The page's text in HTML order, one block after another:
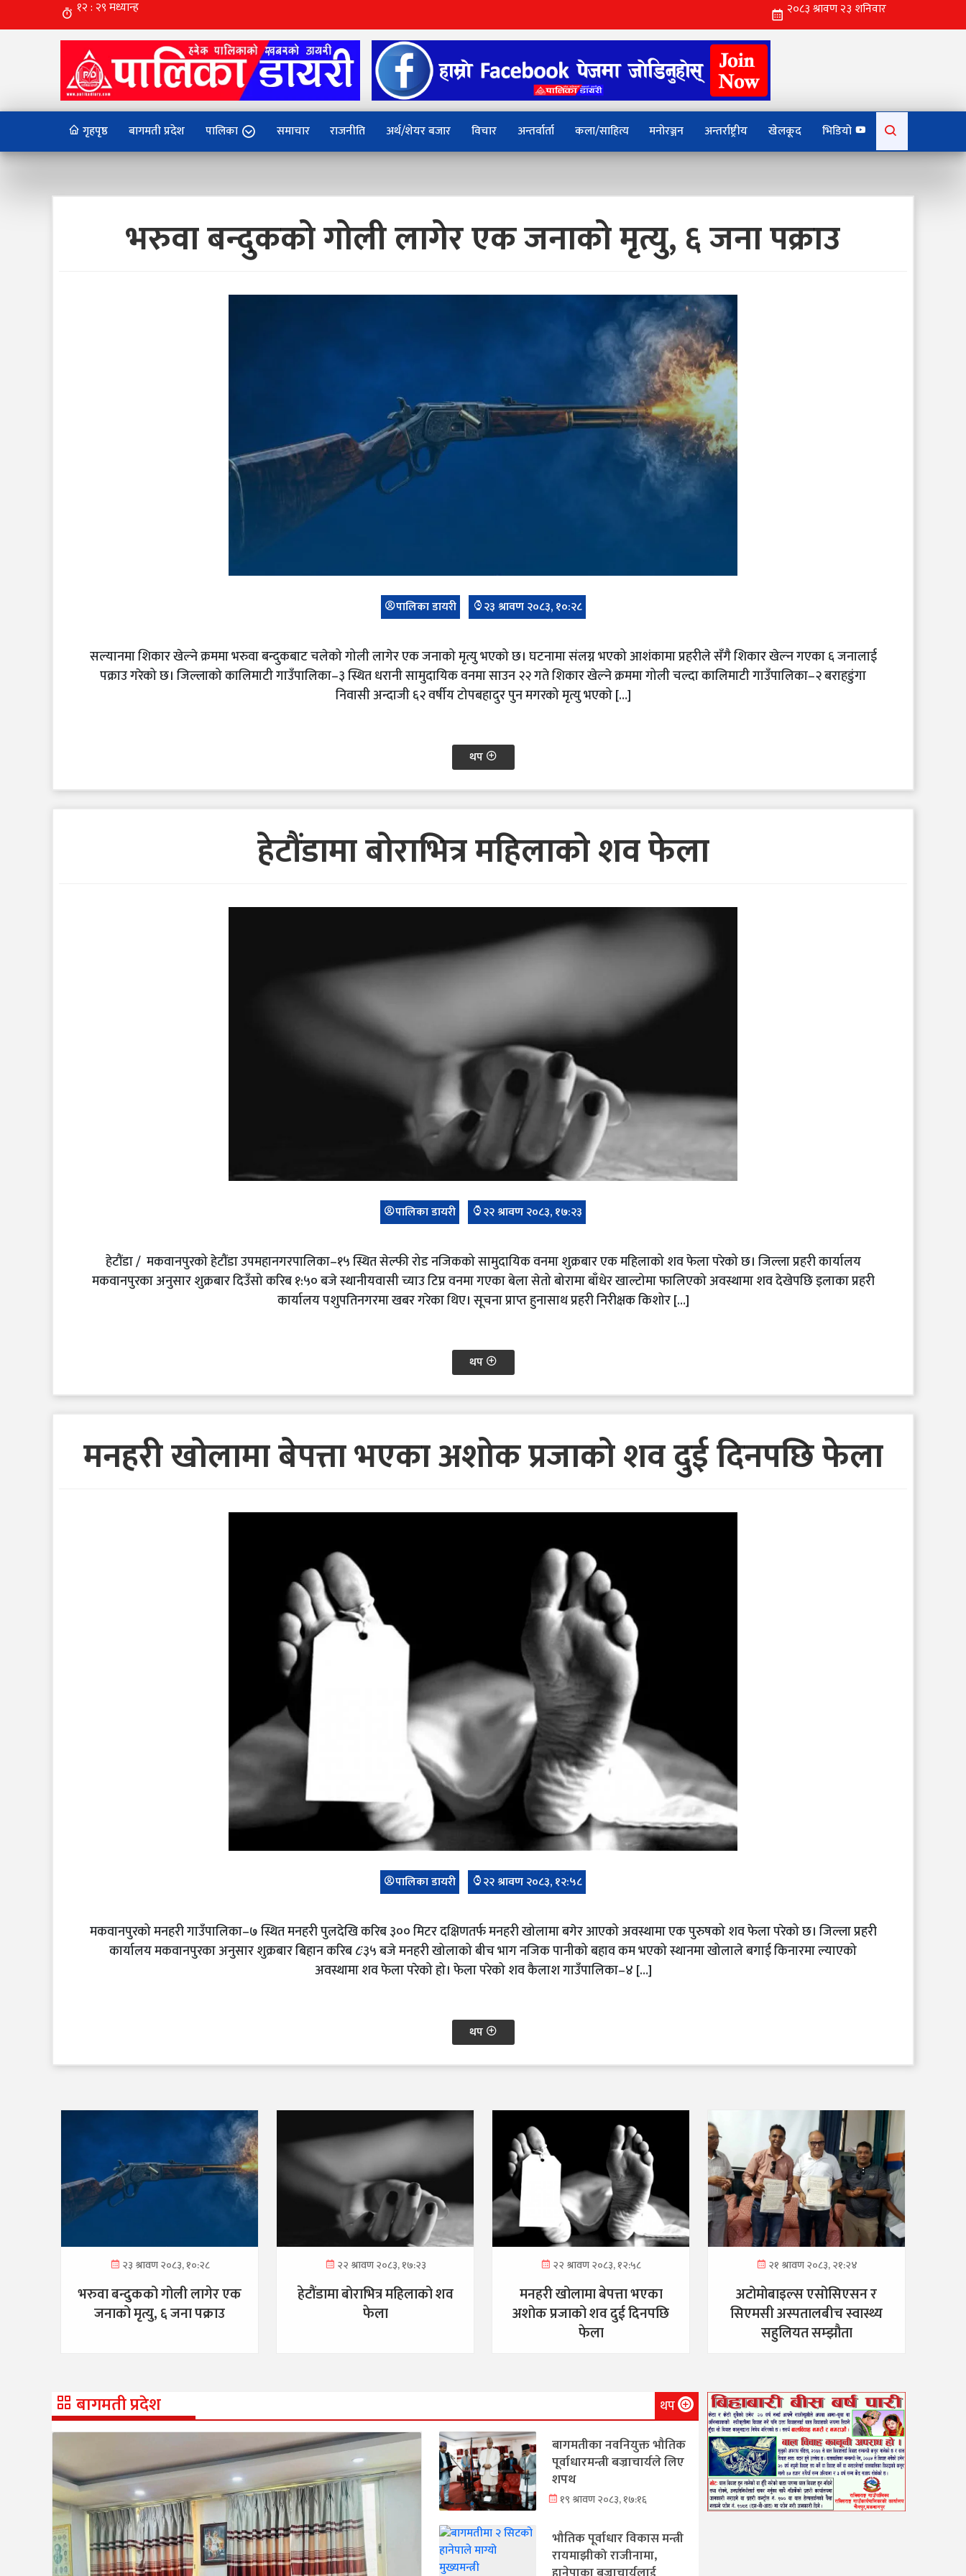
गृहपृष्ठ बागमती प्रदेश पालिका समाचार राजनीति अर्थ/शेयर बजार विचार अन्तर्वार्ता कला/साहित्य मनोरञ्जन अन्तर्राष्ट्रीय खेलकूद भिडियो
for:
भरुवा बन्दुकको गोली लागेर एक जनाको मृत्यु, ६ जना पक्राउ
पालिका डायरी २३ श्रावण २०८३, १०:२८
सल्यानमा शिकार खेल्ने क्रममा भरुवा बन्दुकबाट चलेको गोली लागेर एक जनाको मृत्यु भएको छ। घटनामा संलग्न भएको आशंकामा प्रहरीले सँगै शिकार खेल्न गएका ६ जनालाई
पक्राउ गरेको छ। जिल्लाको कालिमाटी गाउँपालिका–३ स्थित धरानी सामुदायिक वनमा साउन २२ गते शिकार खेल्ने क्रममा गोली चल्दा कालिमाटी गाउँपालिका–२ बराहडुंगा
निवासी अन्दाजी ६२ वर्षीय टोपबहादुर पुन मगरको मृत्यु भएको […]
थप
हेटौंडामा बोराभित्र महिलाको शव फेला
पालिका डायरी २२ श्रावण २०८३, १७:२३
हेटौंडा / मकवानपुरको हेटौंडा उपमहानगरपालिका–१५ स्थित सेल्फी रोड नजिकको सामुदायिक वनमा शुक्रबार एक महिलाको शव फेला परेको छ। जिल्ला प्रहरी कार्यालय
मकवानपुरका अनुसार शुक्रबार दिउँसो करिब १:५० बजे स्थानीयवासी च्याउ टिप्न वनमा गएका बेला सेतो बोरामा बाँधेर खाल्टोमा फालिएको अवस्थामा शव देखेपछि इलाका प्रहरी
कार्यालय पशुपतिनगरमा खबर गरेका थिए। सूचना प्राप्त हुनासाथ प्रहरी निरीक्षक किशोर […]
थप
मनहरी खोलामा बेपत्ता भएका अशोक प्रजाको शव दुई दिनपछि फेला
पालिका डायरी २२ श्रावण २०८३, १२:५८
मकवानपुरको मनहरी गाउँपालिका–७ स्थित मनहरी पुलदेखि करिब ३०० मिटर दक्षिणतर्फ मनहरी खोलामा बगेर आएको अवस्थामा एक पुरुषको शव फेला परेको छ। जिल्ला प्रहरी
कार्यालय मकवानपुरका अनुसार शुक्रबार बिहान करिब ८ः३५ बजे मनहरी खोलाको बीच भाग नजिक पानीको बहाव कम भएको स्थानमा खोलाले बगाई किनारमा ल्याएको
अवस्थामा शव फेला परेको हो। फेला परेको शव कैलाश गाउँपालिका–४ […]
थप
२३ श्रावण २०८३, १०:२८
भरुवा बन्दुकको गोली लागेर एक
जनाको मृत्यु, ६ जना पक्राउ
२२ श्रावण २०८३, १७:२३
हेटौंडामा बोराभित्र महिलाको शव
फेला
२२ श्रावण २०८३, १२:५८
मनहरी खोलामा बेपत्ता भएका
अशोक प्रजाको शव दुई दिनपछि
फेला
२१ श्रावण २०८३, २१:२४
अटोमोबाइल्स एसोसिएसन र
सिएमसी अस्पतालबीच स्वास्थ्य
सहुलियत सम्झौता
बागमती प्रदेश थप
बागमतीका नवनियुक्त भौतिक
पूर्वाधारमन्त्री बज्राचार्यले लिए
शपथ
१९ श्रावण २०८३, १७:१६
भौतिक पूर्वाधार विकास मन्त्री
रायमाझीको राजीनामा,